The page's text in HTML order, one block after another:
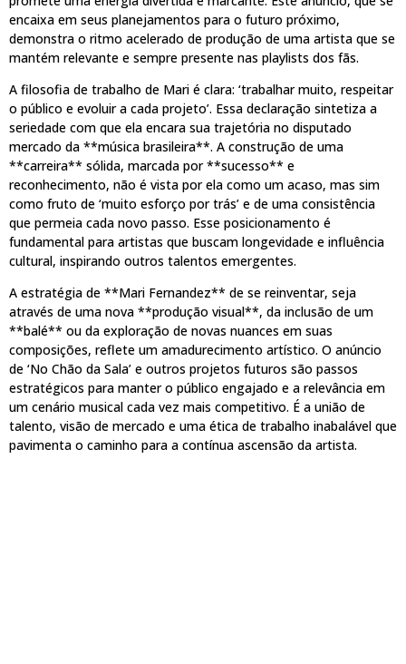
encaixa em seus planejamentos para o futuro próximo,
demonstra o ritmo acelerado de produção de uma artista que se
mantém relevante e sempre presente nas playlists dos fãs.
A filosofia de trabalho de Mari é clara: ‘trabalhar muito, respeitar
o público e evoluir a cada projeto’. Essa declaração sintetiza a
seriedade com que ela encara sua trajetória no disputado
mercado da **música brasileira**. A construção de uma
**carreira** sólida, marcada por **sucesso** e
reconhecimento, não é vista por ela como um acaso, mas sim
como fruto de ‘muito esforço por trás’ e de uma consistência
que permeia cada novo passo. Esse posicionamento é
fundamental para artistas que buscam longevidade e influência
cultural, inspirando outros talentos emergentes.
A estratégia de **Mari Fernandez** de se reinventar, seja
através de uma nova **produção visual**, da inclusão de um
**balé** ou da exploração de novas nuances em suas
composições, reflete um amadurecimento artístico. O anúncio
de ‘No Chão da Sala’ e outros projetos futuros são passos
estratégicos para manter o público engajado e a relevância em
um cenário musical cada vez mais competitivo. É a união de
talento, visão de mercado e uma ética de trabalho inabalável que
pavimenta o caminho para a contínua ascensão da artista.